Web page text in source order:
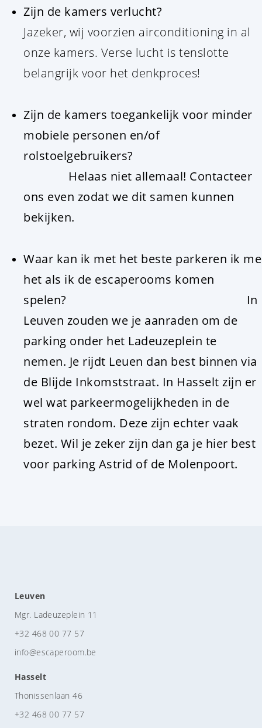
Zijn de kamers verlucht?
Jazeker, wij voorzien airconditioning in al
onze kamers. Verse lucht is tenslotte
belangrijk voor het denkproces!
Zijn de kamers toegankelijk voor minder
mobiele personen en/of
rolstoelgebruikers?
Helaas niet allemaal! Contacteer
ons even zodat we dit samen kunnen
bekijken.
Waar kan ik met het beste parkeren ik me
het als ik de escaperooms komen
spelen? In
Leuven zouden we je aanraden om de
parking onder het Ladeuzeplein te
nemen. Je rijdt Leuen dan best binnen via
de Blijde Inkomststraat. In Hasselt zijn er
wel wat parkeermogelijkheden in de
straten rondom. Deze zijn echter vaak
bezet. Wil je zeker zijn dan ga je hier best
voor parking Astrid of de Molenpoort.
Leuven
Mgr. Ladeuzeplein 11
+32 468 00 77 57
info@escaperoom.be
Hasselt
Thonissenlaan 46
+32 468 00 77 57